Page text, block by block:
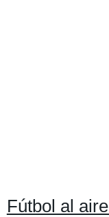
Fútbol al